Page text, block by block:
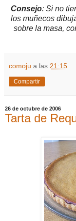
Consejo: Si no
los muñecos
sobre la masa,
comoju a las 21:15
Compartir
26 de octubre de 2006
Tarta de